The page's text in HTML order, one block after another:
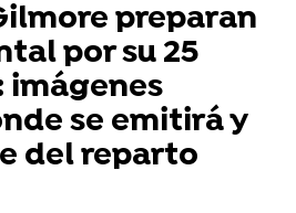
preparan
por su 25
imágenes
se emitirá y
del reparto